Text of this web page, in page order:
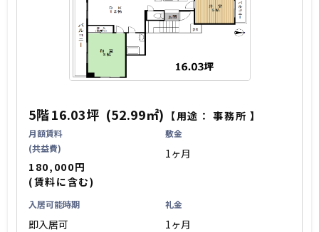
5階16.03坪 (52.99㎡) 【用途：事務所 】
月額賃料
(共益費)
180,000円
(賃料に含む)
敷金
1ヶ月
入居可能時期
即入居可
礼金
1ヶ月